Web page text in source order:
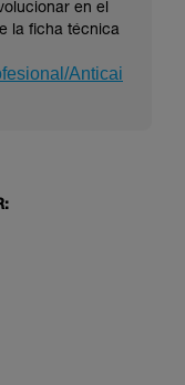
en el
la ficha técnica
Anticai